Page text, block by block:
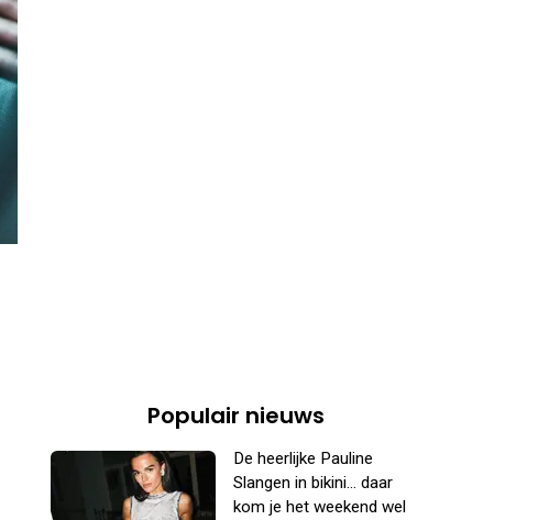
Populair nieuws
De heerlijke Pauline
Slangen in bikini... daar
kom je het weekend wel